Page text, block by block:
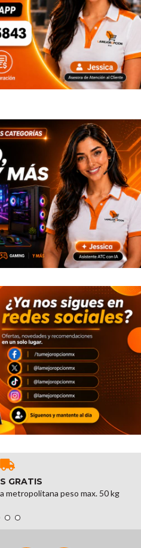
GRATIS
metropolitana peso max. 50 kg